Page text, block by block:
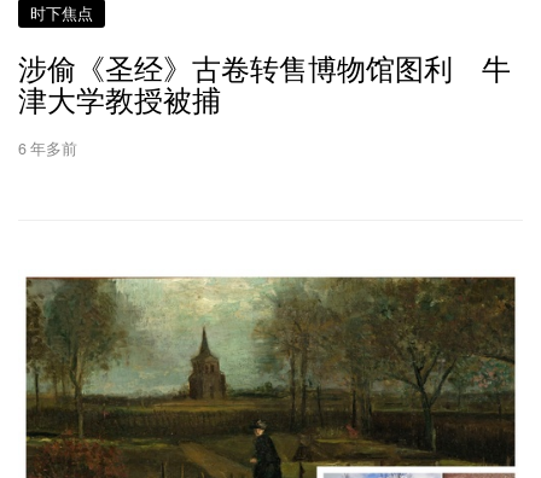
时下焦点
涉偷《圣经》古卷转售博物馆图利 牛
津大学教授被捕
6 年多前